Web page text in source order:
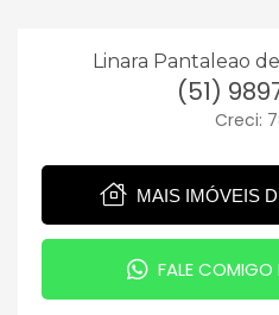
Linara Pantaleao
(51)
Creci:
MAIS IMÓVEIS
FALE